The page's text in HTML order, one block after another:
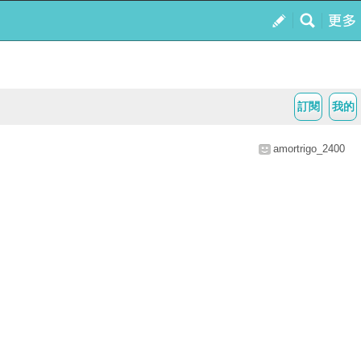
我的
訂閱
amortrigo_2400